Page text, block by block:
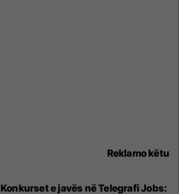
Reklamo këtu
Konkurset e javës në Telegrafi Jobs: